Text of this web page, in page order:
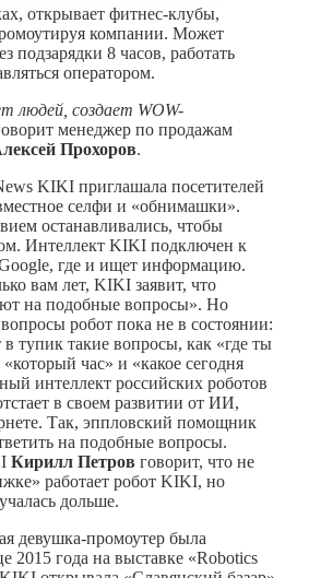
открывает фитнес-клубы,
компании. Может
подзарядки 8 часов, работать
оператором.
людей, создает WOW-
менеджер по продажам
Прохоров.
KIKI приглашала посетителей
селфи и «обнимашки».
останавливались, чтобы
Интеллект KIKI подключен к
где и ищет информацию.
вам лет, KIKI заявит, что
на подобные вопросы». Но
робот пока не в состоянии:
тупик такие вопросы, как «где ты
час» и «какое сегодня
интеллект российских роботов
в своем развитии от ИИ,
Так, эппловский помощник
на подобные вопросы.
Кирилл Петров говорит, что не
работает робот KIKI, но
дольше.
девушка-промоутер была
2015 года на выставке «Robotics